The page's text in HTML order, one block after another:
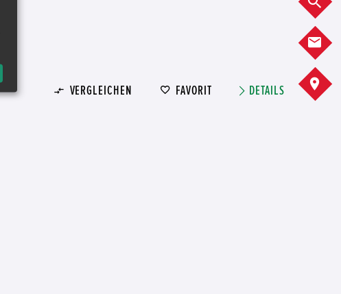
VERGLEICHEN FAVORIT DETAILS